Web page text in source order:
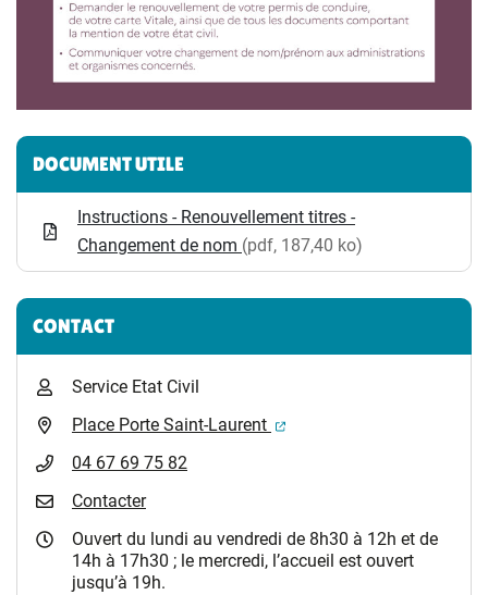
Informations complémentaires
DOCUMENT UTILE
Instructions - Renouvellement titres -
Changement de nom (pdf, 187,40 ko)
CONTACT
Service Etat Civil
Place Porte Saint-Laurent
(ouverture dans un
04 67 69 75 82
Contacter
Ouvert du lundi au vendredi de 8h30 à 12h et de
14h à 17h30 ; le mercredi, l’accueil est ouvert
jusqu’à 19h.